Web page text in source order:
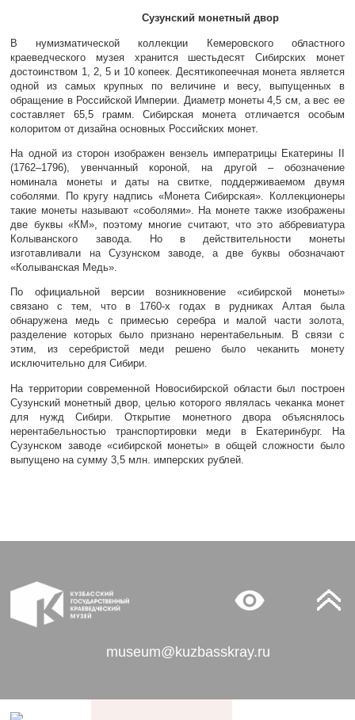
Сузунский монетный двор
В нумизматической коллекции Кемеровского областного
краеведческого музея хранится шестьдесят Сибирских монет
достоинством 1, 2, 5 и 10 копеек. Десятикопеечная монета является
одной из самых крупных по величине и весу, выпущенных в
обращение в Российской Империи. Диаметр монеты 4,5 см, а вес ее
составляет 65,5 грамм. Сибирская монета отличается особым
колоритом от дизайна основных Российских монет.
На одной из сторон изображен вензель императрицы Екатерины II
(1762–1796), увенчанный короной, на другой – обозначение
номинала монеты и даты на свитке, поддерживаемом двумя
соболями. По кругу надпись «Монета Сибирская». Коллекционеры
такие монеты называют «соболями». На монете также изображены
две буквы «КМ», поэтому многие считают, что это аббревиатура
Колыванского завода. Но в действительности монеты
изготавливали на Сузунском заводе, а две буквы обозначают
«Колыванская Медь».
По официальной версии возникновение «сибирской монеты»
связано с тем, что в 1760-х годах в рудниках Алтая была
обнаружена медь с примесью серебра и малой части золота,
разделение которых было признано нерентабельным. В связи с
этим, из серебристой меди решено было чеканить монету
исключительно для Сибири.
На территории современной Новосибирской области был построен
Сузунский монетный двор, целью которого являлась чеканка монет
для нужд Сибири. Открытие монетного двора объяснялось
нерентабельностью транспортировки меди в Екатеринбург. На
Сузунском заводе «сибирской монеты» в общей сложности было
выпущено на сумму 3,5 млн. имперских рублей.
museum@kuzbasskray.ru